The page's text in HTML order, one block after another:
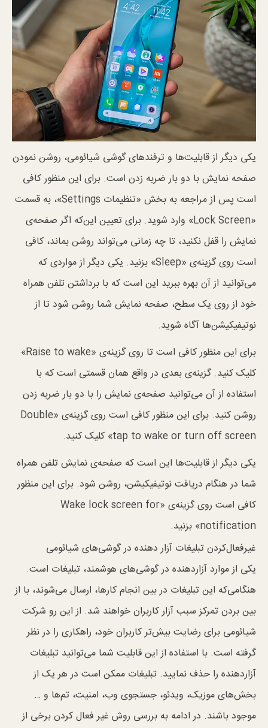
یکی دیگر از قابلیت‌ها و ترفند‌های گوشی شیائومی، روشن نمودن
صفحه نمایش با دو بار ضربه زدن است. برای این منظور کافی
است پس از مراجعه به بخش «تنظیمات Settings»، به قسمت
«Lock Screen» وارد شوید. برای تعیین این‌که اگر صفحه‌ی
نمایش را قفل نکنید، تا چه زمانی می‌تواند روشن بماند، کافی
است روی گزینه‌ی «Sleep» بزنید. یکی دیگر از مواردی که
می‌توانید از آن بهره ببرید این است که با برداشتن تلفن همراه
خود از روی یک سطح، صفحه نمایش شما روشن شود تا از
نوتیفیکیشن‌ها آگاه شوید.
برای این منظور کافی است تا روی گزینه‌ی «Raise to wake»
کلیک کنید. گزینه‌ی بعدی در واقع همان قسمتی است که با
استفاده از آن می‌توانید صفحه‌ی نمایش را با دو بار ضربه زدن
روشن کنید. برای این منظور کافی است روی گزینه‌ی «Double
tap to wake or turn off screen» کلیک کنید.
یکی دیگر از قابلیت‌ها این است که صفحه‌ی نمایش تلفن همراه
شما در هنگام دریافت نوتیفیکیشن، روشن شود. برای این منظور
کافی است روی گزینه‌ی «Wake lock screen for
notification» بزنید.
غیرفعال‌کردن تبلیغات آزار دهنده در گوشی‌های شیائومی
یکی از موارد آزاردهنده در گوشی‌های هوشمند، تبلیغات است.
هنگامی‌که این تبلیغات در بین انجام کار‌ها، ارسال می‌شوند، با از
بین بردن تمرکز سبب آزار کاربران خواهند شد. از این رو شرکت
شیائومی برای رضایت بیش‌تر کاربران خود، راهکاری را در نظر
گرفته است. با استفاده از این قابلیت شما می‌توانید تبلیغات
آزاردهنده را حذف نمایید. تبلیغات ممکن است در هر یک از
بخش‌های موزیک، ویدئو، جستجو‌ی وب، امنیت، تم‌ها و …
موجود باشند. در ادامه به بررسی روش غیر فعال کردن برخی از